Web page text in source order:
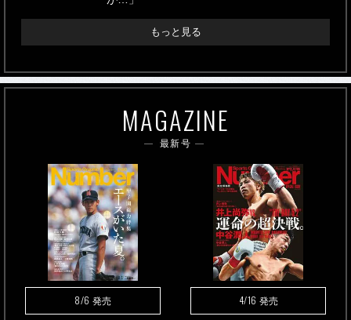
もっと見る
MAGAZINE
最新号
8/6 発売 4/16 発売